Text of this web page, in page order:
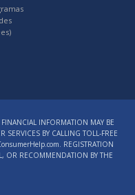
INFORMATION MAY BE
BY CALLING TOLL-FREE
REGISTRATION
OR RECOMMENDATION BY THE